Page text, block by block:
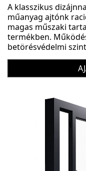
A klasszikus
műanyag ajtónk
magas műszaki
termékben.
betörésvédelmi